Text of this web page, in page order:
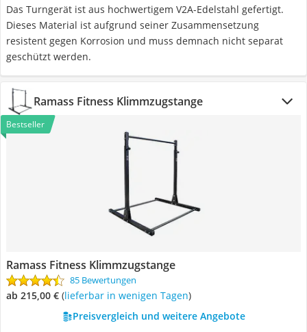
Das Turngerät ist aus hochwertigem V2A-Edelstahl gefertigt.
Dieses Material ist aufgrund seiner Zusammensetzung
resistent gegen Korrosion und muss demnach nicht separat
geschützt werden.
Ramass Fitness Klimmzugstange
Bestseller
Ramass Fitness Klimmzugstange
85 Bewertungen
ab 215,00 € ( Lieferbar in wenigen Tagen)
Preisvergleich und weitere Angebote